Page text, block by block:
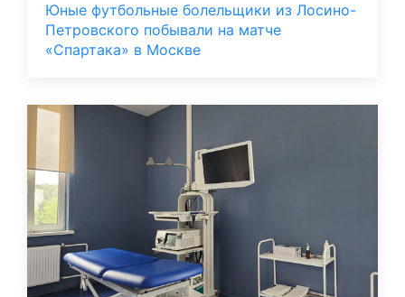
Юные футбольные болельщики из Лосино-
Петровского побывали на матче
«Спартака» в Москве